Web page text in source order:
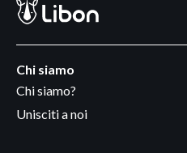
Chi siamo
Chi siamo?
Unisciti a noi